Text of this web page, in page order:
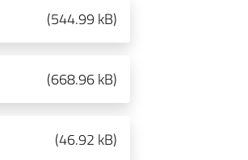
(544.99 kB)
(668.96 kB)
(46.92 kB)